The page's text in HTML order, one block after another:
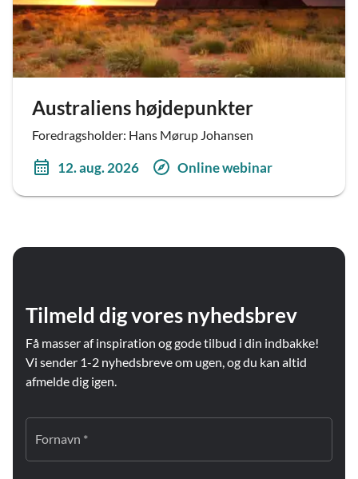
Australiens højdepunkter
Foredragsholder: Hans Mørup Johansen
12. aug. 2026 Online webinar
Tilmeld dig vores nyhedsbrev
Få masser af inspiration og gode tilbud i din indbakke!
Vi sender 1-2 nyhedsbreve om ugen, og du kan altid
afmelde dig igen.
Fornavn *